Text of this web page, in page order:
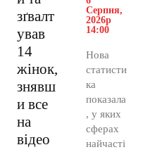
зґвалт
ував
14
жінок,
знявш
и все
на
відео
Серпня,
2026р
14:00
Нова
статисти
ка
показала
, у яких
сферах
найчасті